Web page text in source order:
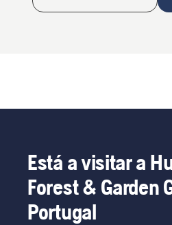
Está a visitar a
Forest & Garden
Portugal